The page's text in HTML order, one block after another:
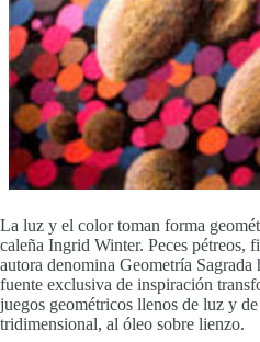
La luz y el color toman forma
caleña Ingrid Winter. Peces pétreos,
autora denomina Geometría Sagrada
fuente exclusiva de inspiración
juegos geométricos llenos de luz y
tridimensional, al óleo sobre lienzo.